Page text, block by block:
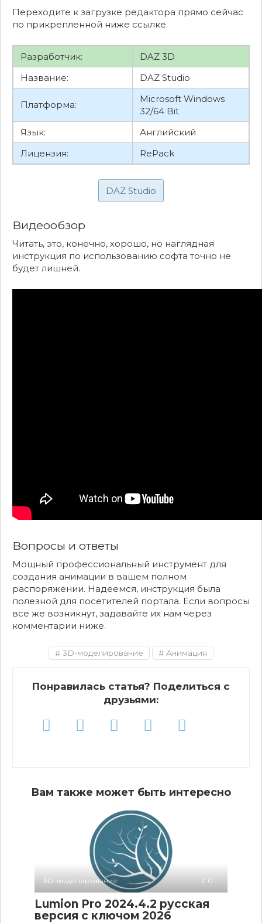
Переходите к загрузке редактора прямо сейчас
по прикрепленной ниже ссылке.
Разработчик:
DAZ 3D
Название:
DAZ Studio
Платформа:
Microsoft Windows
32/64 Bit
Язык:
Английский
Лицензия:
RePack
DAZ Studio
Видеообзор
Читать, это, конечно, хорошо, но наглядная
инструкция по использованию софта точно не
будет лишней.
Вопросы и ответы
Мощный профессиональный инструмент для
создания анимации в вашем полном
распоряжении. Надеемся, инструкция была
полезной для посетителей портала. Если вопросы
все же возникнут, задавайте их нам через
комментарии ниже.
3D-моделирование Анимация
Понравилась статья? Поделиться с
друзьями:
Вам также может быть интересно
3D-моделирование 0
Lumion Pro 2024.4.2 русская
версия c ключом 2026